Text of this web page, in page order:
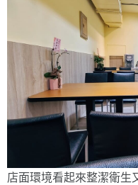
店面環境看起來整潔衛生